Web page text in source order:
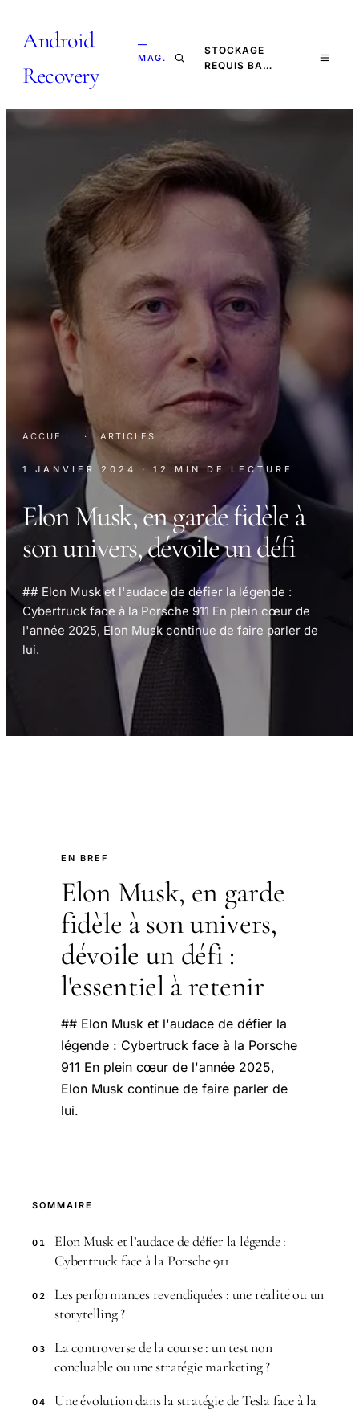
Android
Recovery
—
MAG.
STOCKAGE
REQUIS BA…
ACCUEIL · ARTICLES
1 JANVIER 2024 · 12 MIN DE LECTURE
Elon Musk, en garde fidèle à
son univers, dévoile un défi
## Elon Musk et l'audace de défier la légende :
Cybertruck face à la Porsche 911 En plein cœur de
l'année 2025, Elon Musk continue de faire parler de
lui.
EN BREF
Elon Musk, en garde
fidèle à son univers,
dévoile un défi :
l'essentiel à retenir
## Elon Musk et l'audace de défier la
légende : Cybertruck face à la Porsche
911 En plein cœur de l'année 2025,
Elon Musk continue de faire parler de
lui.
SOMMAIRE
01
Elon Musk et l’audace de défier la légende :
Cybertruck face à la Porsche 911
02
Les performances revendiquées : une réalité ou un
storytelling ?
03
La controverse de la course : un test non
concluable ou une stratégie marketing ?
04
Une évolution dans la stratégie de Tesla face à la